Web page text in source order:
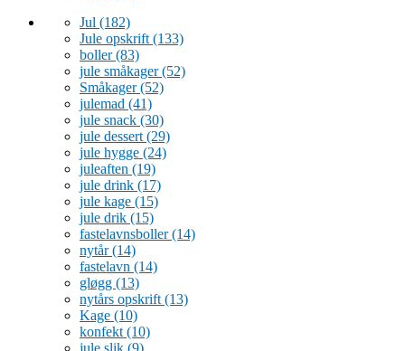
Jul (182)
Jule opskrift (133)
boller(83)
jule småkager(52)
Småkager(52)
julemad (41)
jule snack (30)
jule dessert (29)
jule hygge (24)
juleaften (19)
jule drink (17)
jule kage (15)
jule drik (15)
fastelavnsboller(14)
nytår(14)
fastelavn (14)
gløgg (13)
nytårs opskrift (13)
Kage (10)
konfekt (10)
jule slik (9)